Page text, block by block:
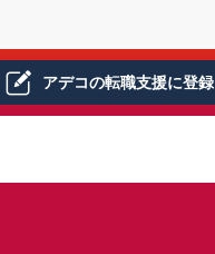
アデコの転職支援に登録